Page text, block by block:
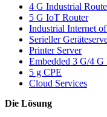
4 G Industrial
5 G IoT Router
Industrial Internet
Serieller
Printer Server
Embedded 3 G/4 G
5 g CPE
Cloud Services
Die Lösung